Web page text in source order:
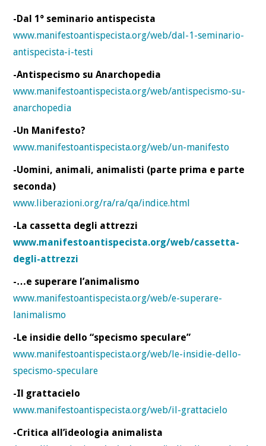
-Dal 1° seminario antispecista
www.manifestoantispecista.org/web/dal-1-seminario-
antispecista-i-testi
-Antispecismo su Anarchopedia
www.manifestoantispecista.org/web/antispecismo-su-
anarchopedia
-Un Manifesto?
www.manifestoantispecista.org/web/un-manifesto
-Uomini, animali, animalisti (parte prima e parte
seconda)
www.liberazioni.org/ra/ra/qa/indice.html
-La cassetta degli attrezzi
www.manifestoantispecista.org/web/cassetta-
degli-attrezzi
-…e superare l’animalismo
www.manifestoantispecista.org/web/e-superare-
lanimalismo
-Le insidie dello “specismo speculare”
www.manifestoantispecista.org/web/le-insidie-dello-
specismo-speculare
-Il grattacielo
www.manifestoantispecista.org/web/il-grattacielo
-Critica all’ideologia animalista